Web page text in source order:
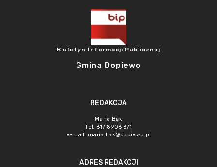
Biuletyn Informacji Publicznej
Gmina Dopiewo
REDAKCJA
Maria Bąk
Tel. 61/ 8906 371
e-mail: maria.bak@dopiewo.pl
ADRES REDAKCJI